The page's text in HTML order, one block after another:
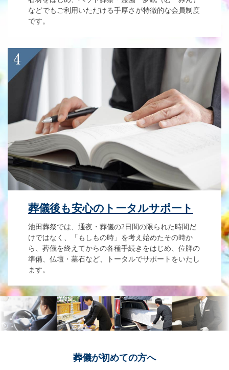
などでもご利用いただける手厚さが特徴的な会員制度
です。
葬儀後も安心のトータルサポート
池田葬祭では、通夜・葬儀の2日間の限られた時間だ
けではなく、「もしもの時」を考え始めたその時か
ら、葬儀を終えてからの各種手続きをはじめ、位牌の
準備、仏壇・墓石など、トータルでサポートをいたし
ます。
葬儀が初めての方へ